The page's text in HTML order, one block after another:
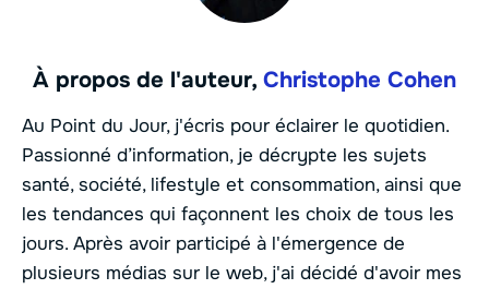
À propos de l'auteur, Christophe Cohen
Au Point du Jour, j'écris pour éclairer le quotidien.
Passionné d’information, je décrypte les sujets
santé, société, lifestyle et consommation, ainsi que
les tendances qui façonnent les choix de tous les
jours. Après avoir participé à l'émergence de
plusieurs médias sur le web, j'ai décidé d'avoir mes